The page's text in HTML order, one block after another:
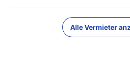
Alle Vermieter